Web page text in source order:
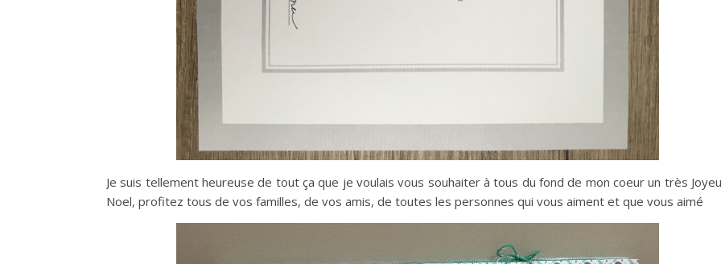
Je suis tellement heureuse de tout ça que je voulais vous souhaiter à tous du fond de mon coeur un très
Noel, profitez tous de vos familles, de vos amis, de toutes les personnes qui vous aiment et que vous aimé